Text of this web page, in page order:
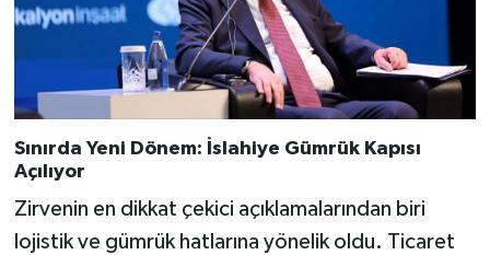
Sınırda Yeni Dönem: İslahiye Gümrük Kapısı
Açılıyor
Zirvenin en dikkat çekici açıklamalarından biri
lojistik ve gümrük hatlarına yönelik oldu. Ticaret